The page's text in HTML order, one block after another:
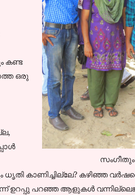
കണ്ട
ഒരു
ധൃതി കാണിച്ചില്ലേ? കഴിഞ്ഞ
ഉറപ്പു പറഞ്ഞ ആളുകള്‍